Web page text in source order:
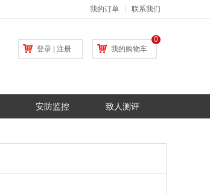
我的订单 联系我们
登录 注册 我的购物车
0
安防监控 致人测评